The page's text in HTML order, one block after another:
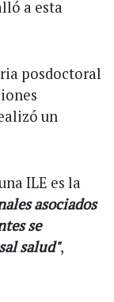
a esta
posdoctoral
un
ILE es la
asociados
se
salud",